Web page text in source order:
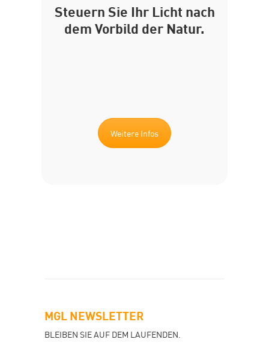
Steuern Sie Ihr Licht nach
dem Vorbild der Natur.
Weitere Infos
MGL NEWSLETTER
BLEIBEN SIE AUF DEM LAUFENDEN.